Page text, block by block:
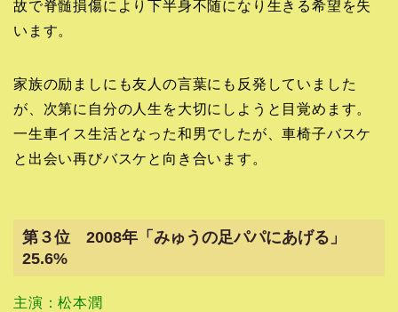
故で脊髄損傷により下半身不随になり生きる希望を失
います。
家族の励ましにも友人の言葉にも反発していました
が、次第に自分の人生を大切にしようと目覚めます。
一生車イス生活となった和男でしたが、車椅子バスケ
と出会い再びバスケと向き合います。
第３位 2008年「みゅうの足パパにあげる」
25.6%
主演：松本潤